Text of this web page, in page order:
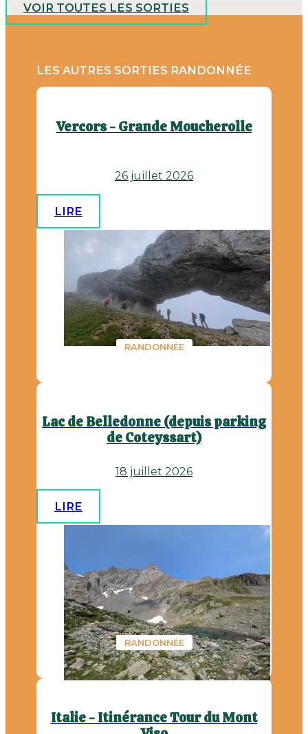
VOIR TOUTES LES SORTIES
LES AUTRES SORTIES RANDONNÉE
Vercors - Grande Moucherolle
26 juillet 2026
LIRE
RANDONNÉE
Lac de Belledonne (depuis parking
de Coteyssart)
18 juillet 2026
LIRE
RANDONNÉE
Italie - Itinérance Tour du Mont